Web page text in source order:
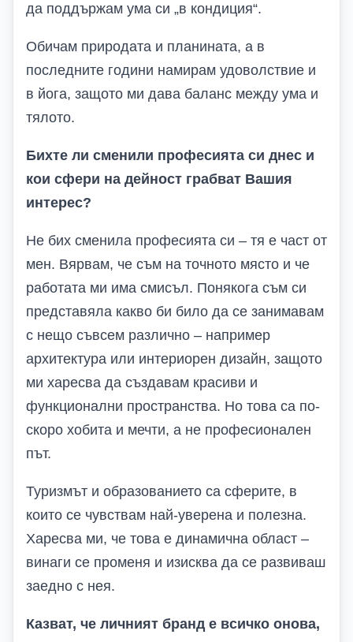
да поддържам ума си „в кондиция“.
Обичам природата и планината, а в
последните години намирам удоволствие и
в йога, защото ми дава баланс между ума и
тялото.
Бихте ли сменили професията си днес и
кои сфери на дейност грабват Вашия
интерес?
Не бих сменила професията си – тя е част от
мен. Вярвам, че съм на точното място и че
работата ми има смисъл. Понякога съм си
представяла какво би било да се занимавам
с нещо съвсем различно – например
архитектура или интериорен дизайн, защото
ми харесва да създавам красиви и
функционални пространства. Но това са по-
скоро хобита и мечти, а не професионален
път.
Туризмът и образованието са сферите, в
които се чувствам най-уверена и полезна.
Харесва ми, че това е динамична област –
винаги се променя и изисква да се развиваш
заедно с нея.
Казват, че личният бранд е всичко онова,